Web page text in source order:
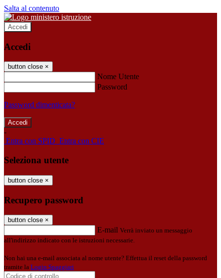
Salta al contenuto
Accedi
Accedi
button close ×
Nome Utente
Password
Password dimenticata?
-
Entra con SPID Entra con CIE
Seleziona utente
button close ×
Recupero password
button close ×
E-mail Verrà inviato un messaggio
all'indirizzo indicato con le istruzioni necessarie.
Non hai una e-mail associata al nome utente? Effettua il reset della password
tramite la Login Spaggiari